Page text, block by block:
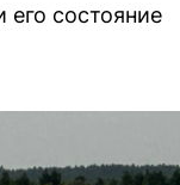
его состояние